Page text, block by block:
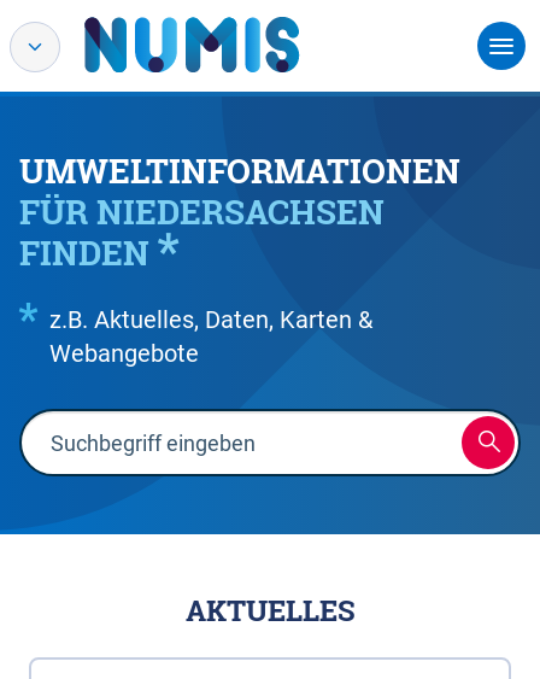
UMWELTINFORMATIONEN
FÜR NIEDERSACHSEN
FINDEN
z.B. Aktuelles, Daten, Karten &
Webangebote
AKTUELLES